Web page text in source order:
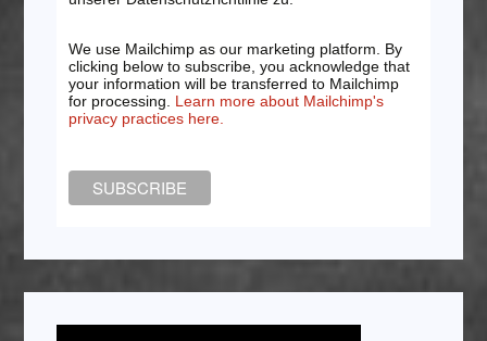
We use Mailchimp as our marketing platform. By
clicking below to subscribe, you acknowledge that
your information will be transferred to Mailchimp
for processing. Learn more about Mailchimp's
privacy practices here.